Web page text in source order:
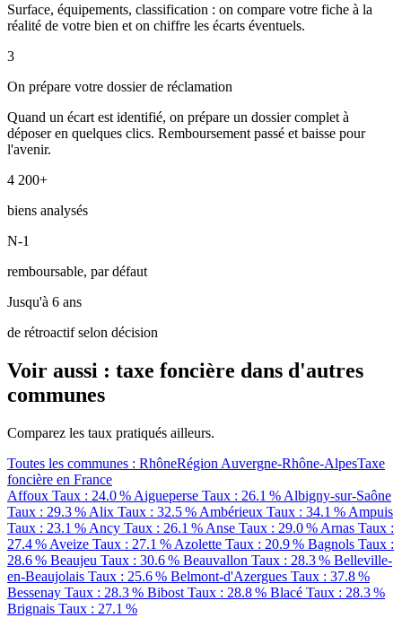
Surface, équipements, classification : on compare votre fiche à la
réalité de votre bien et on chiffre les écarts éventuels.
3
On prépare votre dossier de réclamation
Quand un écart est identifié, on prépare un dossier complet à
déposer en quelques clics. Remboursement passé et baisse pour
l'avenir.
4 200+
biens analysés
N-1
remboursable, par défaut
Jusqu'à 6 ans
de rétroactif selon décision
Voir aussi : taxe foncière dans d'autres
communes
Comparez les taux pratiqués ailleurs.
Toutes les communes : RhôneRégion Auvergne-Rhône-AlpesTaxe
foncière en France
Affoux Taux : 24.0 % Aigueperse Taux : 26.1 % Albigny-sur-Saône
Taux : 29.3 % Alix Taux : 32.5 % Ambérieux Taux : 34.1 % Ampuis
Taux : 23.1 % Ancy Taux : 26.1 % Anse Taux : 29.0 % Arnas Taux :
27.4 % Aveize Taux : 27.1 % Azolette Taux : 20.9 % Bagnols Taux :
28.6 % Beaujeu Taux : 30.6 % Beauvallon Taux : 28.3 % Belleville-
en-Beaujolais Taux : 25.6 % Belmont-d'Azergues Taux : 37.8 %
Bessenay Taux : 28.3 % Bibost Taux : 28.8 % Blacé Taux : 28.3 %
Brignais Taux : 27.1 %